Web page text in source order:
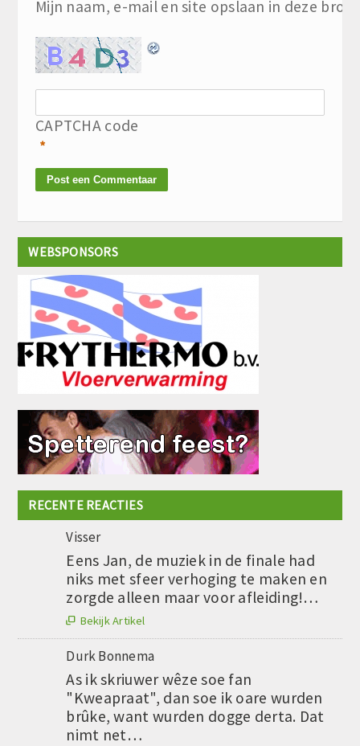
Mijn naam, e-mail en site opslaan in deze
CAPTCHA code
*
WEBSPONSORS
RECENTE REACTIES
Visser
Eens Jan, de muziek in de finale had
niks met sfeer verhoging te maken en
zorgde alleen maar voor afleiding!…
 Bekijk Artikel
Durk Bonnema
As ik skriuwer wêze soe fan
"Kweapraat", dan soe ik oare wurden
brûke, want wurden dogge derta. Dat
nimt net…